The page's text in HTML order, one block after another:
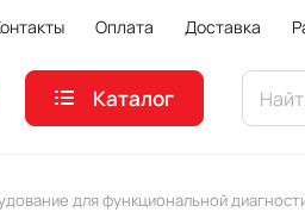
Оплата Доставка
Каталог
для функциональной